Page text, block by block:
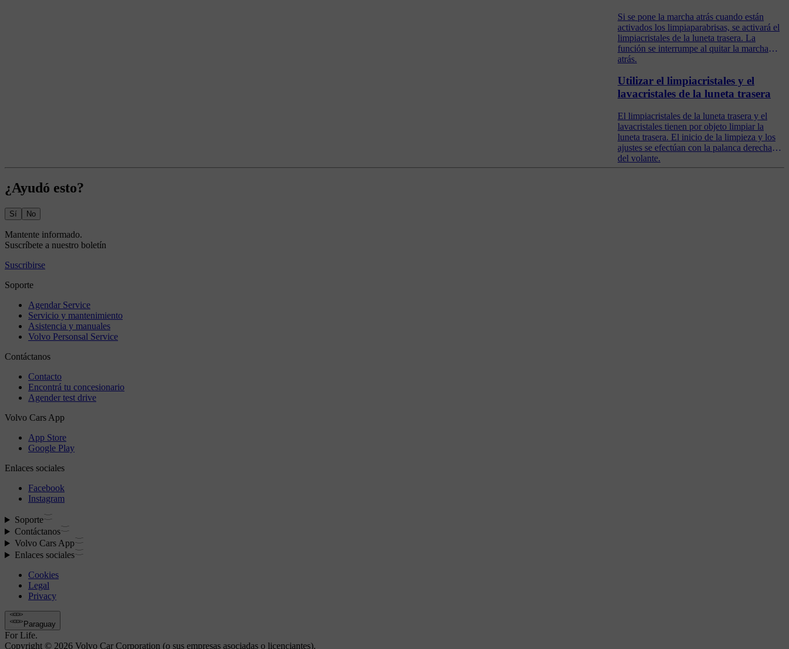
Si se pone la marcha atrás cuando están
activados los limpiaparabrisas, se activará el
limpiacristales de la luneta trasera. La
función se interrumpe al quitar la marcha
atrás.
Utilizar el limpiacristales y el
lavacristales de la luneta trasera
El limpiacristales de la luneta trasera y el
lavacristales tienen por objeto limpiar la
luneta trasera. El inicio de la limpieza y los
ajustes se efectúan con la palanca derecha
del volante.
¿Ayudó esto?
Sí No